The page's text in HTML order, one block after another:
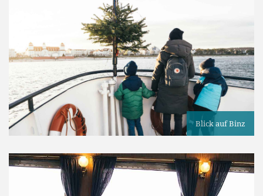
Blick auf Binz